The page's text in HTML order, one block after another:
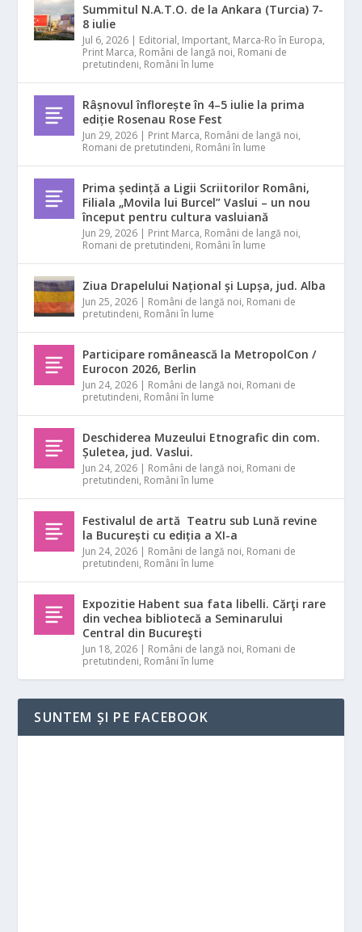
Summitul N.A.T.O. de la Ankara (Turcia) 7-
8 iulie
Jul 6, 2026 | Editorial, Important, Marca-Ro în Europa,
Print Marca, Români de langă noi, Romani de
pretutindeni, Români în lume
Râșnovul înflorește în 4–5 iulie la prima
ediție Rosenau Rose Fest
Jun 29, 2026 | Print Marca, Români de langă noi,
Romani de pretutindeni, Români în lume
Prima ședință a Ligii Scriitorilor Români,
Filiala „Movila lui Burcel” Vaslui – un nou
început pentru cultura vasluiană
Jun 29, 2026 | Print Marca, Români de langă noi,
Romani de pretutindeni, Români în lume
Ziua Drapelului Național și Lupșa, jud. Alba
Jun 25, 2026 | Români de langă noi, Romani de
pretutindeni, Români în lume
Participare românească la MetropolCon /
Eurocon 2026, Berlin
Jun 24, 2026 | Români de langă noi, Romani de
pretutindeni, Români în lume
Deschiderea Muzeului Etnografic din com.
Șuletea, jud. Vaslui.
Jun 24, 2026 | Români de langă noi, Romani de
pretutindeni, Români în lume
Festivalul de artă Teatru sub Lună revine
la București cu ediția a XI-a
Jun 24, 2026 | Români de langă noi, Romani de
pretutindeni, Români în lume
Expozitie Habent sua fata libelli. Cărţi rare
din vechea bibliotecă a Seminarului
Central din Bucureşti
Jun 18, 2026 | Români de langă noi, Romani de
pretutindeni, Români în lume
SUNTEM ȘI PE FACEBOOK